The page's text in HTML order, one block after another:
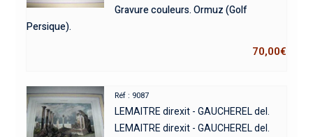
Gravure couleurs. Ormuz (Golf
Persique).
70,00€
Réf : 9087
LEMAITRE direxit - GAUCHEREL del.
LEMAITRE direxit - GAUCHEREL del.